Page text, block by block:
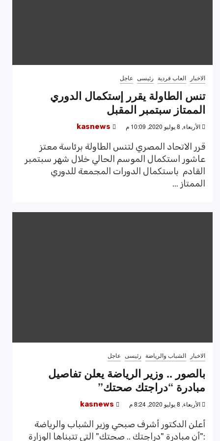
الاخبار العاب فردية رئيسى عاجل
تنس الطاولة يقرر إستكمال الدوري
الممتاز سبتمبر المقبل
الأربعاء, 8 يوليو 2020, 10:09 م kasnews
قرر الاتحاد المصري لتنس الطاولة برئاسة معتز
عاشور استكمال الموسم الحالي خلال شهر سبتمبر
القادم باستكمال الدورات المجمعة للدوري
الممتاز ...
الاخبار الشباب والرياضة رئيسى عاجل
بالصور .. وزير الرياضة يعلن تفاصيل
مبادرة “دراجتك صحتك”
الأربعاء, 8 يوليو 2020, 8:24 م kasnews
أعلن الدكتور أشرف صبحي وزير الشباب والرياضة
:"أن مبادرة "دراجتك .. صحتك" التى تتبناها الوزارة